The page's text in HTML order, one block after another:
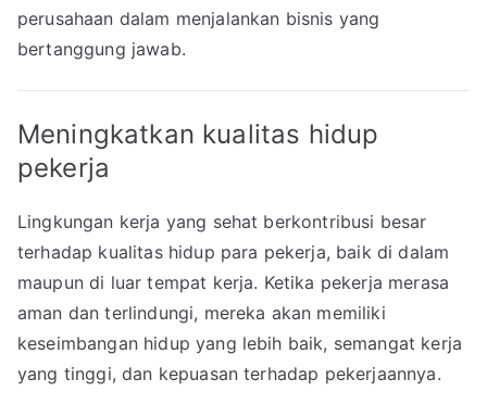
perusahaan dalam menjalankan bisnis yang
bertanggung jawab.
Meningkatkan kualitas hidup
pekerja
Lingkungan kerja yang sehat berkontribusi besar
terhadap kualitas hidup para pekerja, baik di dalam
maupun di luar tempat kerja. Ketika pekerja merasa
aman dan terlindungi, mereka akan memiliki
keseimbangan hidup yang lebih baik, semangat kerja
yang tinggi, dan kepuasan terhadap pekerjaannya.